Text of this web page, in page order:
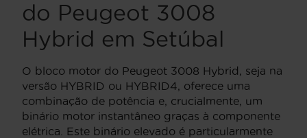
do Peugeot 3008
Hybrid em Setúbal
O bloco motor do Peugeot 3008 Hybrid, seja na
versão HYBRID ou HYBRID4, oferece uma
combinação de potência e, crucialmente, um
binário motor instantâneo graças à componente
elétrica. Este binário elevado é particularmente